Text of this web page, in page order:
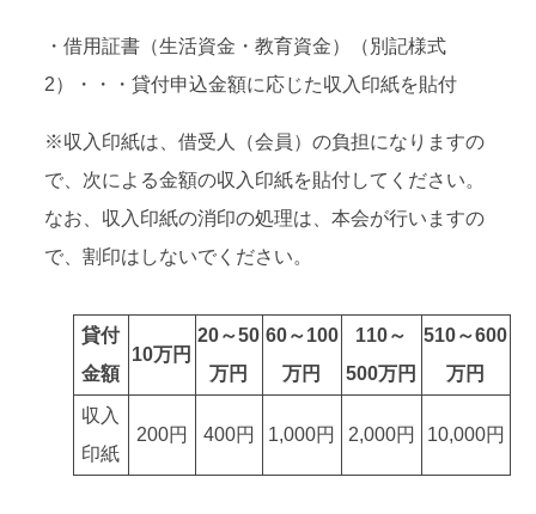
・借用証書（生活資金・教育資金）（別記様式
2）・・・貸付申込金額に応じた収入印紙を貼付
※収入印紙は、借受人（会員）の負担になりますの
で、次による金額の収入印紙を貼付してください。
なお、収入印紙の消印の処理は、本会が行いますの
で、割印はしないでください。
貸付
金額
10万円
20～50
万円
60～100
万円
110～
500万円
510～600
万円
収入
印紙
200円 400円 1,000円 2,000円 10,000円